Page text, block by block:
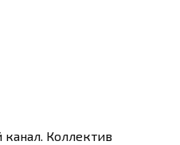
Коллектив